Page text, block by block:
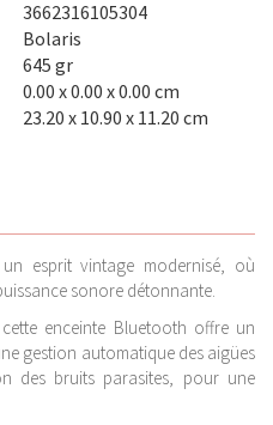
3662316105304
Bolaris
645 gr
0.00 x 0.00 x 0.00 cm
23.20 x 10.90 x 11.20 cm
esprit vintage modernisé, où
sonore détonnante.
enceinte Bluetooth offre un
gestion automatique des aigües
des bruits parasites, pour une